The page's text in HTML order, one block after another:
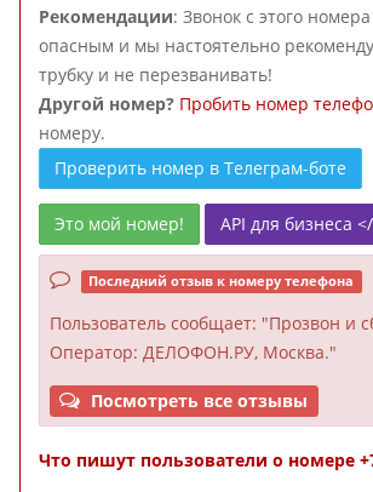
Рекомендации: Звонок с этого
опасным и мы настоятельно
трубку и не перезванивать!
Другой номер? Пробить номер
номеру.
Проверить номер в Телеграм-боте
Это мой номер! API для бизнеса
Последний отзыв к номеру телефона
Пользователь сообщает: "Прозвон и
Оператор: ДЕЛОФОН.РУ, Москва."
Посмотреть все отзывы
Что пишут пользователи о номере